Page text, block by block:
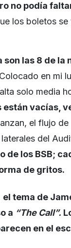
no podía
los boletos se
son las 8 de la
en mi
solo media
están vacías,
el flujo de
del
de los BSB;
de gritos.
el tema de
a “The Call”.
en el